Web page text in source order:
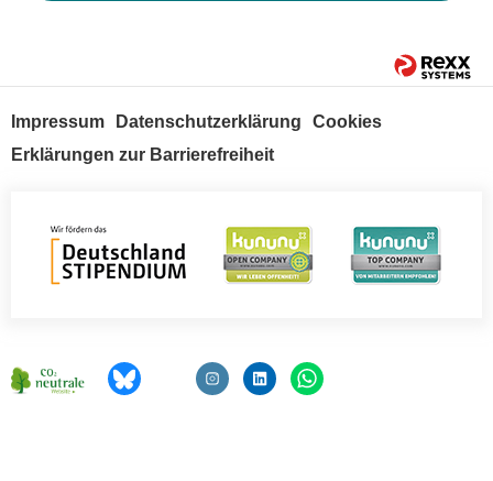
Impressum Datenschutzerklärung
Cookies
Erklärungen zur Barrierefreiheit